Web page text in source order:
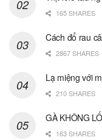
165 SHARES
Cách đổ rau
2867 SHARES
Lạ miệng với
210 SHARES
GÀ KHÔNG
163 SHARES